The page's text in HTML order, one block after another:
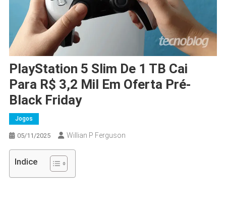
PlayStation 5 Slim De 1 TB Cai
Para R$ 3,2 Mil Em Oferta Pré-
Black Friday
Jogos
05/11/2025 Willian P Ferguson
Indice